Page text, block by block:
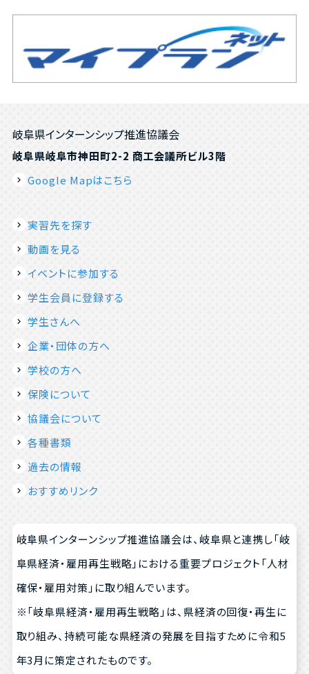
岐阜県インターンシップ推進協議会
岐阜県岐阜市神田町2-2 商工会議所ビル3階
Google Mapはこちら
実習先を探す
動画を見る
イベントに参加する
学生会員に登録する
学生さんへ
企業・団体の方へ
学校の方へ
保険について
協議会について
各種書類
過去の情報
おすすめリンク
岐阜県インターンシップ推進協議会は、岐阜県と連携し「岐
阜県経済・雇用再生戦略」における重要プロジェクト「人材
確保・雇用対策」に取り組んでいます。
※「岐阜県経済・雇用再生戦略」は、県経済の回復・再生に
取り組み、持続可能な県経済の発展を目指すために令和5
年3月に策定されたものです。